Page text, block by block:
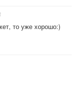
то уже хорошо:)